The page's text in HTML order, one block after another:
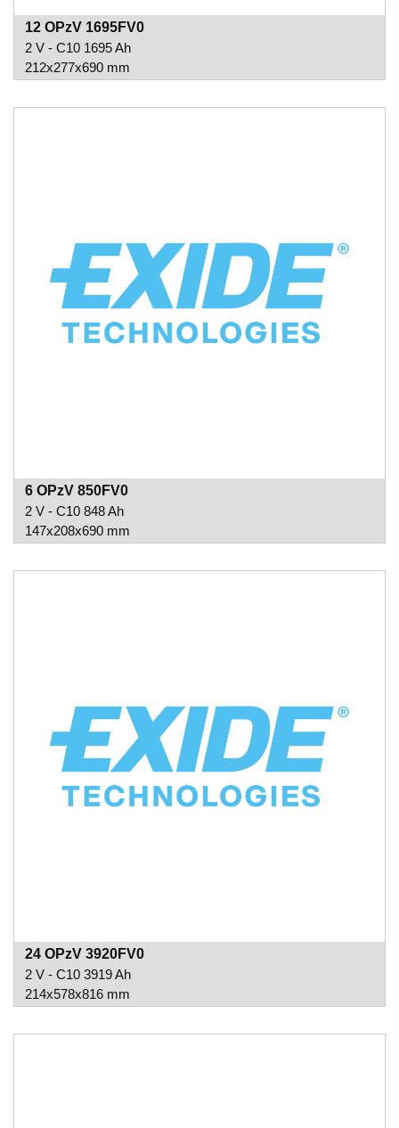
12 OPzV 1695FV0
2 V - C10 1695 Ah
212x277x690 mm
6 OPzV 850FV0
2 V - C10 848 Ah
147x208x690 mm
24 OPzV 3920FV0
2 V - C10 3919 Ah
214x578x816 mm